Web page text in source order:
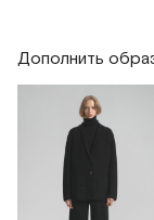
Дополнить